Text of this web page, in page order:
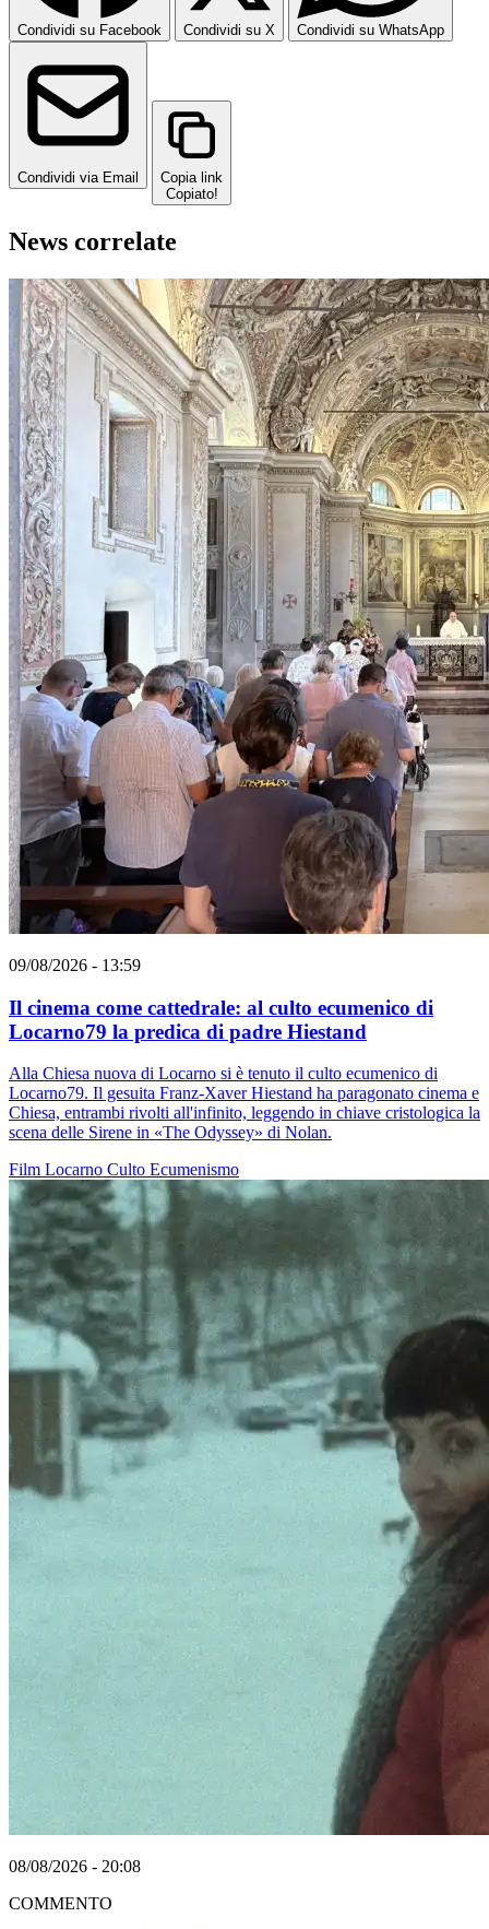
Condividi su Facebook Condividi su X Condividi su WhatsApp
Condividi via Email
Copia link
Copiato!
News correlate
09/08/2026 - 13:59
Il cinema come cattedrale: al culto ecumenico di
Locarno79 la predica di padre Hiestand
Alla Chiesa nuova di Locarno si è tenuto il culto ecumenico di
Locarno79. Il gesuita Franz-Xaver Hiestand ha paragonato cinema e
Chiesa, entrambi rivolti all'infinito, leggendo in chiave cristologica la
scena delle Sirene in «The Odyssey» di Nolan.
Film Locarno Culto Ecumenismo
08/08/2026 - 20:08
COMMENTO